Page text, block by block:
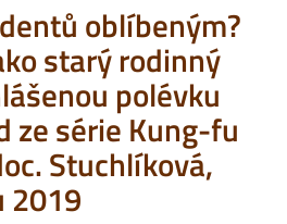
oblíbeným?
starý rodinný
polévku
ze série Kung-fu
Stuchlíková,
2019